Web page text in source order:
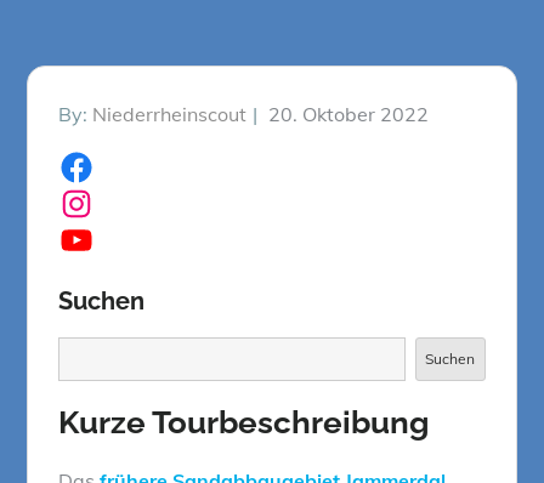
By: Niederrheinscout
Posted
20. Oktober 2022
Facebook
Instagram
YouTube
Suchen
Suchen
Kurze Tourbeschreibung